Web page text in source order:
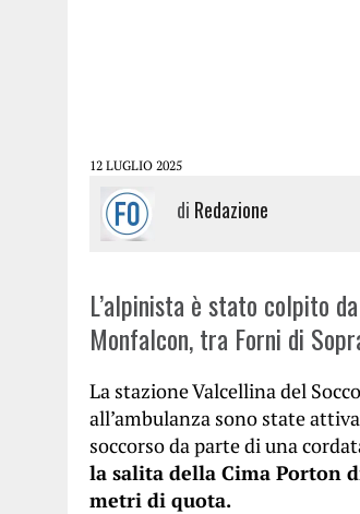
12 LUGLIO 2025
di Redazione
L’alpinista è stato colpito
Monfalcon, tra Forni di
La stazione Valcellina del
all’ambulanza sono state
soccorso da parte di una
la salita della Cima Porton
metri di quota.